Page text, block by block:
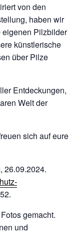
von den
haben wir
eigenen Pilzbilder
künstlerische
über Pilze
Entdeckungen,
Welt der
sich auf eure
26.09.2024.
gemacht.
und